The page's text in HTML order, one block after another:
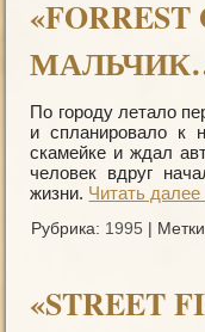
По городу летало
и спланировало к
скамейке и ждал
человек вдруг
жизни. Читать далее
Рубрика: 1995 |
«STREET